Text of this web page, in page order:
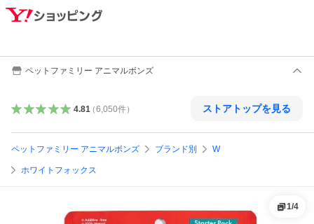
ペットファミリー アニマルボンズ
4.81（6,050件） ストアトップを見る
ペットファミリー アニマルボンズ ブランド別 W
ホワイトフォックス
1/4